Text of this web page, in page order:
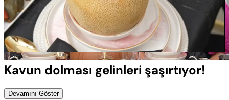
Sesi
Aç
Yüklendi
100.00%
Oynatma
Hızı
Kavun dolması gelinleri şaşırtıyor!
Devamını Göster